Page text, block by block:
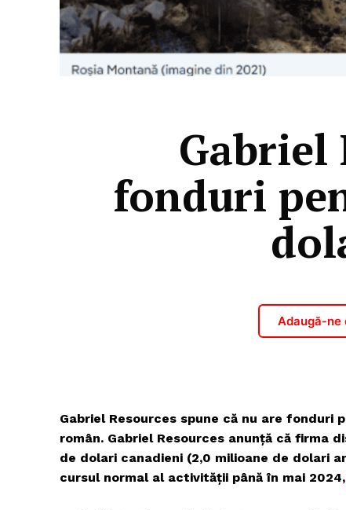
Gabriel
fonduri
Adaugă-ne
Gabriel Resources spune că nu are
român. Gabriel Resources anunță că firma
de dolari canadieni (2,0 milioane de dolari
cursul normal al activității până în mai 2024,